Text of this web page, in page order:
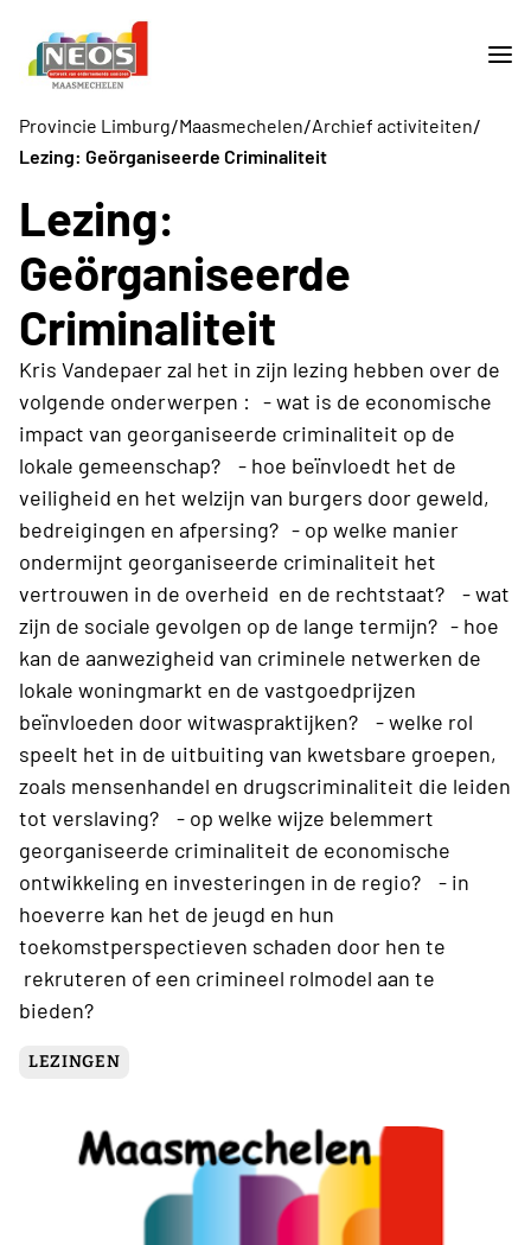
Provincie Limburg/Maasmechelen/Archief activiteiten/
Lezing: Geörganiseerde Criminaliteit
Lezing:
Geörganiseerde
Criminaliteit
Kris Vandepaer zal het in zijn lezing hebben over de
volgende onderwerpen : - wat is de economische
impact van georganiseerde criminaliteit op de
lokale gemeenschap? - hoe beïnvloedt het de
veiligheid en het welzijn van burgers door geweld,
bedreigingen en afpersing? - op welke manier
ondermijnt georganiseerde criminaliteit het
vertrouwen in de overheid en de rechtstaat? - wat
zijn de sociale gevolgen op de lange termijn? - hoe
kan de aanwezigheid van criminele netwerken de
lokale woningmarkt en de vastgoedprijzen
beïnvloeden door witwaspraktijken? - welke rol
speelt het in de uitbuiting van kwetsbare groepen,
zoals mensenhandel en drugscriminaliteit die leiden
tot verslaving? - op welke wijze belemmert
georganiseerde criminaliteit de economische
ontwikkeling en investeringen in de regio? - in
hoeverre kan het de jeugd en hun
toekomstperspectieven schaden door hen te
rekruteren of een crimineel rolmodel aan te
bieden?
LEZINGEN